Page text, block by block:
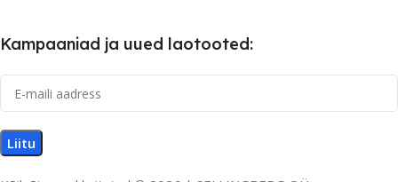
Kampaaniad ja uued laotooted: